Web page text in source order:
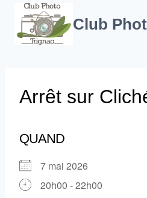
contenu
Club
Arrêt sur
QUAND
7 mai 2026
20h00 - 22h00